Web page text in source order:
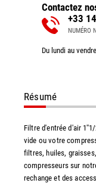
Contactez
+33
NUMÉRO
Du lundi au
Résumé
Filtre d'entrée d'air
vide ou votre
filtres, huiles,
compresseurs sur
rechange et des